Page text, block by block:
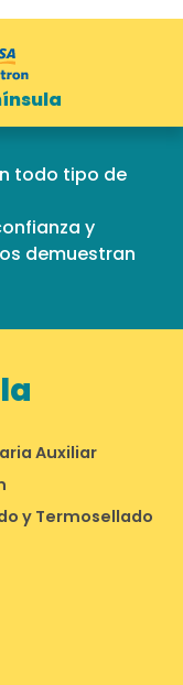
todo tipo de
y
demuestran
Auxiliar
y Termosellado